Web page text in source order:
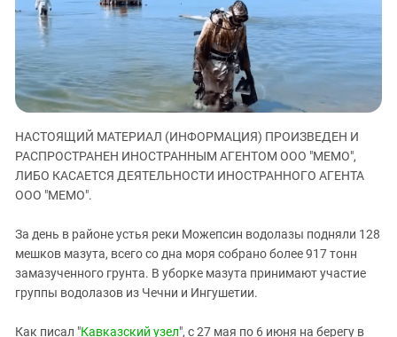
ЗАСТАВЛЯЕТ
КАВКАЗ ЗА ПАЛЕСТИНУ
ИНАКОМЫСЛИЕ В ЧЕЧНЕ
ПРЕСЛЕДОВАНИЕ АКТИВИСТОВ
МОБИЛИЗАЦИЯ И ПРОТЕСТЫ
Дагестан
Ингушетия
Кабардино-Балкария
Калмыкия
Краснодарский край
Нагорный Карабах
Ростовская область
Северная Осетия - Алания
СКФО
НАСТОЯЩИЙ МАТЕРИАЛ (ИНФОРМАЦИЯ) ПРОИЗВЕДЕН И
РАСПРОСТРАНЕН ИНОСТРАННЫМ АГЕНТОМ ООО "МЕМО",
ЛИБО КАСАЕТСЯ ДЕЯТЕЛЬНОСТИ ИНОСТРАННОГО АГЕНТА
ООО "МЕМО".
За день в районе устья реки Можепсин водолазы подняли 128
мешков мазута, всего со дна моря собрано более 917 тонн
замазученного грунта. В уборке мазута принимают участие
группы водолазов из Чечни и Ингушетии.
Как писал "Кавказский узел", с 27 мая по 6 июня на берегу в